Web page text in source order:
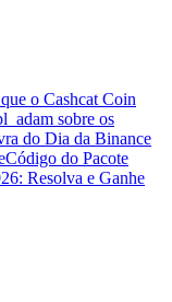
o Cashcat Coin
sobre os
do Dia da Binance
Código do Pacote
Resolva e Ganhe